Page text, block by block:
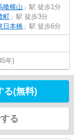
喰横山 」駅 徒歩1分
町 」駅 徒歩3分
日本橋 」駅 徒歩6分
年)
る(無料)
る